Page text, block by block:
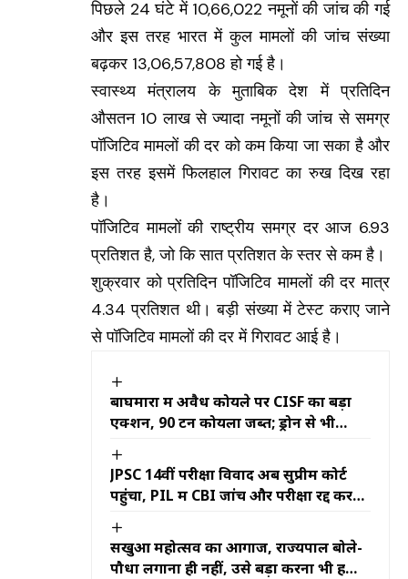
पिछले 24 घंटे में 10,66,022 नमूनों की जांच की गई
और इस तरह भारत में कुल मामलों की जांच संख्‍या
बढ़कर 13,06,57,808 हो गई है।
स्वास्थ्य मंत्रालय के मुताबिक देश में प्रतिदिन
औसतन 10 लाख से ज्‍यादा नमूनों की जांच से समग्र
पॉजिटिव मामलों की दर को कम किया जा सका है और
इस तरह इसमें फिलहाल गिरावट का रुख दिख रहा
है।
पॉजिटिव मामलों की राष्‍ट्रीय समग्र दर आज 6.93
प्रतिशत है, जो कि सात प्रतिशत के स्‍तर से कम है।
शुक्रवार को प्रतिदिन पॉजिटिव मामलों की दर मात्र
4.34 प्रतिशत थी। बड़ी संख्‍या में टेस्‍ट कराए जाने
से पॉजिटिव मामलों की दर में गिरावट आई है।
बाघमारा में अवैध कोयले पर CISF का बड़ा
एक्शन, 90 टन कोयला जब्त; ड्रोन से भी
JPSC 14वीं परीक्षा विवाद अब सुप्रीम कोर्ट
पहुंचा, PIL में CBI जांच और परीक्षा रद्द करने
सखुआ महोत्सव का आगाज, राज्यपाल बोले-
पौधा लगाना ही नहीं, उसे बड़ा करना भी हमारी